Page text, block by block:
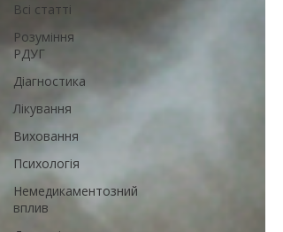
Всі статті
Розуміння
РДУГ
Діагностика
Лікування
Виховання
Психологія
Немедикаментозний
вплив